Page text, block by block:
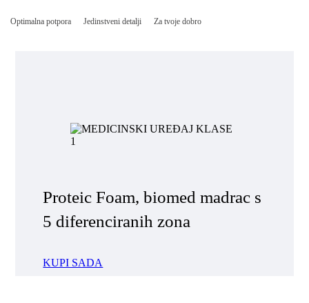
Optimalna potpora Jedinstveni detalji Za tvoje dobro
Proteic Foam, biomed madrac s
5 diferenciranih zona
KUPI SADA